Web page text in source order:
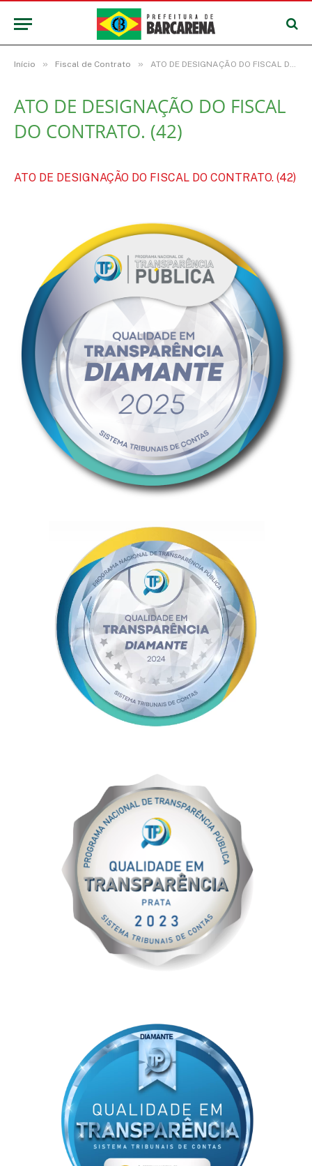
Início » Fiscal de Contrato » ATO DE DESIGNAÇÃO DO FISCAL DO CONTRATO. (42)
ATO DE DESIGNAÇÃO DO FISCAL
DO CONTRATO. (42)
ATO DE DESIGNAÇÃO DO FISCAL DO CONTRATO. (42)